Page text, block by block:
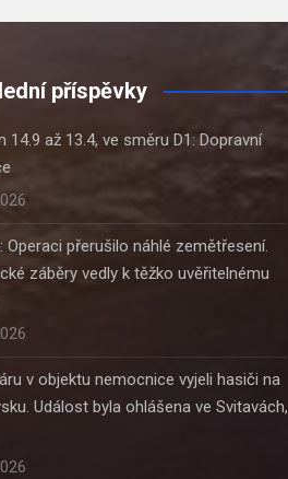
příspěvky
14.9 až 13.4, ve směru D1: Dopravní
Operaci přerušilo náhlé zemětřesení.
záběry vedly k těžko uvěřitelnému
v objektu nemocnice vyjeli hasiči na
Událost byla ohlášena ve Svitavách,